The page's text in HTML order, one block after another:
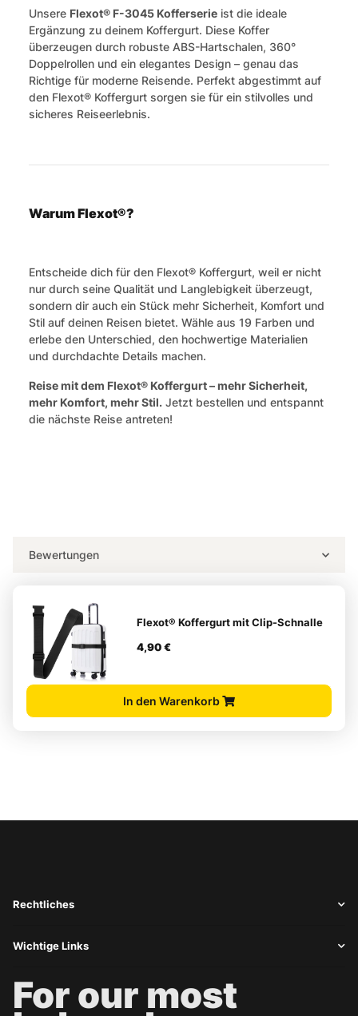
Unsere Flexot® F-3045 Kofferserie ist die ideale
Ergänzung zu deinem Koffergurt. Diese Koffer
überzeugen durch robuste ABS-Hartschalen, 360°
Doppelrollen und ein elegantes Design – genau das
Richtige für moderne Reisende. Perfekt abgestimmt auf
den Flexot® Koffergurt sorgen sie für ein stilvolles und
sicheres Reiseerlebnis.
Warum Flexot®?
Entscheide dich für den Flexot® Koffergurt, weil er nicht
nur durch seine Qualität und Langlebigkeit überzeugt,
sondern dir auch ein Stück mehr Sicherheit, Komfort und
Stil auf deinen Reisen bietet. Wähle aus 19 Farben und
erlebe den Unterschied, den hochwertige Materialien
und durchdachte Details machen.
Reise mit dem Flexot® Koffergurt – mehr Sicherheit,
mehr Komfort, mehr Stil. Jetzt bestellen und entspannt
die nächste Reise antreten!
Bewertungen
Flexot® Koffergurt mit Clip-Schnalle
4,90 €
In den Warenkorb
Rechtliches
Wichtige Links
For our most